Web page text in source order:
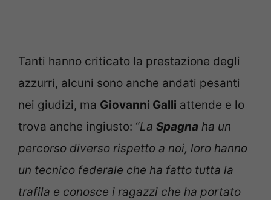
Tanti hanno criticato la prestazione degli
azzurri, alcuni sono anche andati pesanti
nei giudizi, ma Giovanni Galli attende e lo
trova anche ingiusto: “La Spagna ha un
percorso diverso rispetto a noi, loro hanno
un tecnico federale che ha fatto tutta la
trafila e conosce i ragazzi che ha portato